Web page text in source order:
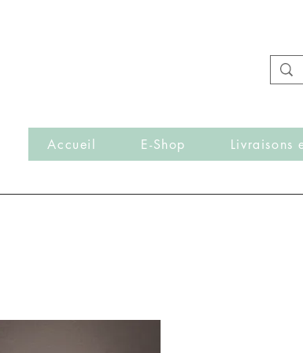
Accueil E-Shop Livraisons